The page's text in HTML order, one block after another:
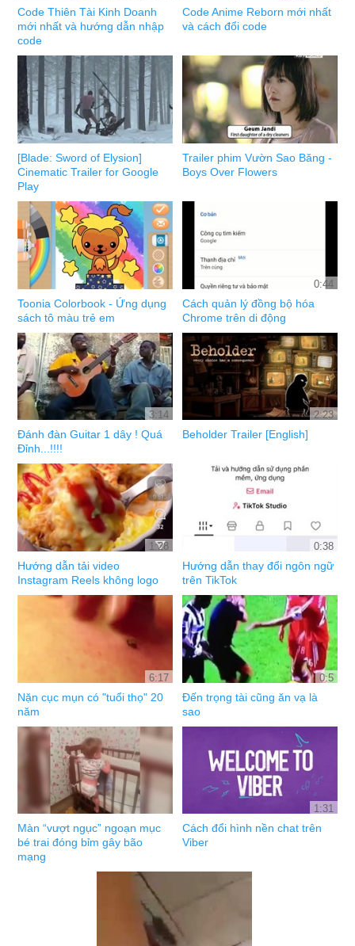
Code Thiên Tài Kinh Doanh
mới nhất và hướng dẫn nhập
code
Code Anime Reborn mới nhất
và cách đổi code
[Blade: Sword of Elysion]
Cinematic Trailer for Google
Play
Trailer phim Vườn Sao Băng -
Boys Over Flowers
Toonia Colorbook - Ứng dụng
sách tô màu trẻ em
0:44
Cách quản lý đồng bộ hóa
Chrome trên di động
3:14
Đánh đàn Guitar 1 dây ! Quá
Đỉnh...!!!!
2:23
Beholder Trailer [English]
1:28
Hướng dẫn tải video
Instagram Reels không logo
0:38
Hướng dẫn thay đổi ngôn ngữ
trên TikTok
6:17
Nặn cục mụn có "tuổi thọ" 20
năm
0:5
Đến trọng tài cũng ăn vạ là
sao
Màn “vượt ngục” ngoạn mục
bé trai đóng bỉm gây bão
mạng
1:31
Cách đổi hình nền chat trên
Viber